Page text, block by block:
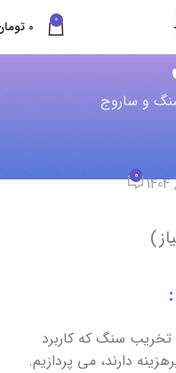
0
0
و ساروج
0
سنگ که کاربرد
دارند، می پردازیم.